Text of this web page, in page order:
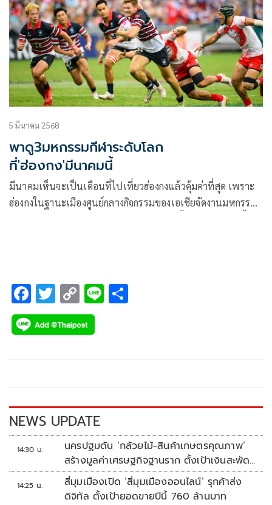
5 มีนาคม 2568
พาดู3มหกรรมกีฬาระดับโลก
ที่'ฮ่องกง'มีนาคมนี้
มีนาคมเห็นจะเป็นเดือนที่ไปเที่ยวฮ่องกงแล้วคุ้มค่าที่สุด เพราะ
ฮ่องกงในฐานะเมืองศูนย์กลางกิจกรรมของเอเชียจัดงานมหกรรม
F
ac
e
k
T
wi
tt
C
o
p
k
Li
NEWS UPDATE
14:30 น.
นครปฐมดัน ‘กล้วยไม้-สินค้าเกษตรคุณภาพ’
สร้างมูลค่าเศรษฐกิจฐานราก ตั้งเป้าเงินสะพัด
10 ล้านบาท
14:25 น.
สี่มุมเมืองเปิด ‘สี่มุมเมืองออนไลน์’ รุกค้าส่ง
ดิจิทัล ตั้งเป้ายอดขายปีนี้ 760 ล้านบาท